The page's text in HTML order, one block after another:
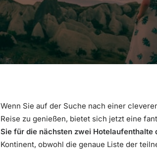
Wenn Sie auf der Suche nach einer
Reise zu genießen, bietet sich jetzt eine
Sie für die nächsten zwei Hotelaufenthalte
Kontinent, obwohl die genaue Liste der